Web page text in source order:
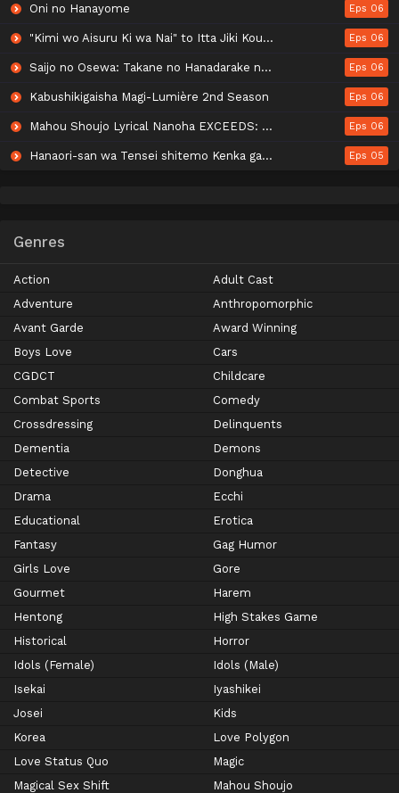
Oni no Hanayome Eps 06
"Kimi wo Aisuru Ki wa Nai" to Itta Jiki Koushaku-sama ga Nazeka Dekiai shitekimasu Eps 06
Saijo no Osewa: Takane no Hanadarake na Meimonkou de, Gakuin Ichi no Ojousama (Seikatsu Nouryoku Kaimu) wo Kagenagara Osewa suru Koto ni Narimashita Eps 06
Kabushikigaisha Magi-Lumière 2nd Season Eps 06
Mahou Shoujo Lyrical Nanoha EXCEEDS: Gun Blaze Vengeance Eps 06
Hanaori-san wa Tensei shitemo Kenka ga Shitai Eps 05
Genres
Action
Adult Cast
Adventure
Anthropomorphic
Avant Garde
Award Winning
Boys Love
Cars
CGDCT
Childcare
Combat Sports
Comedy
Crossdressing
Delinquents
Dementia
Demons
Detective
Donghua
Drama
Ecchi
Educational
Erotica
Fantasy
Gag Humor
Girls Love
Gore
Gourmet
Harem
Hentong
High Stakes Game
Historical
Horror
Idols (Female)
Idols (Male)
Isekai
Iyashikei
Josei
Kids
Korea
Love Polygon
Love Status Quo
Magic
Magical Sex Shift
Mahou Shoujo